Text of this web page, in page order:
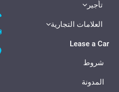
تأجير
العلامات التجارية
Lease a Car
شروط
المدونة